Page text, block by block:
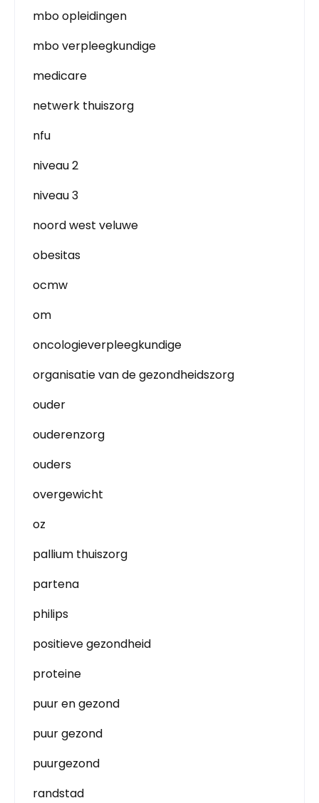
mbo opleidingen
mbo verpleegkundige
medicare
netwerk thuiszorg
nfu
niveau 2
niveau 3
noord west veluwe
obesitas
ocmw
om
oncologieverpleegkundige
organisatie van de gezondheidszorg
ouder
ouderenzorg
ouders
overgewicht
oz
pallium thuiszorg
partena
philips
positieve gezondheid
proteine
puur en gezond
puur gezond
puurgezond
randstad